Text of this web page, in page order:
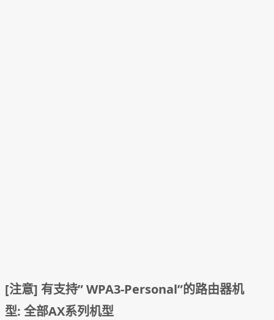
[注意] 有支持” WPA3-Personal”的路由器机
型: 全部AX系列机型